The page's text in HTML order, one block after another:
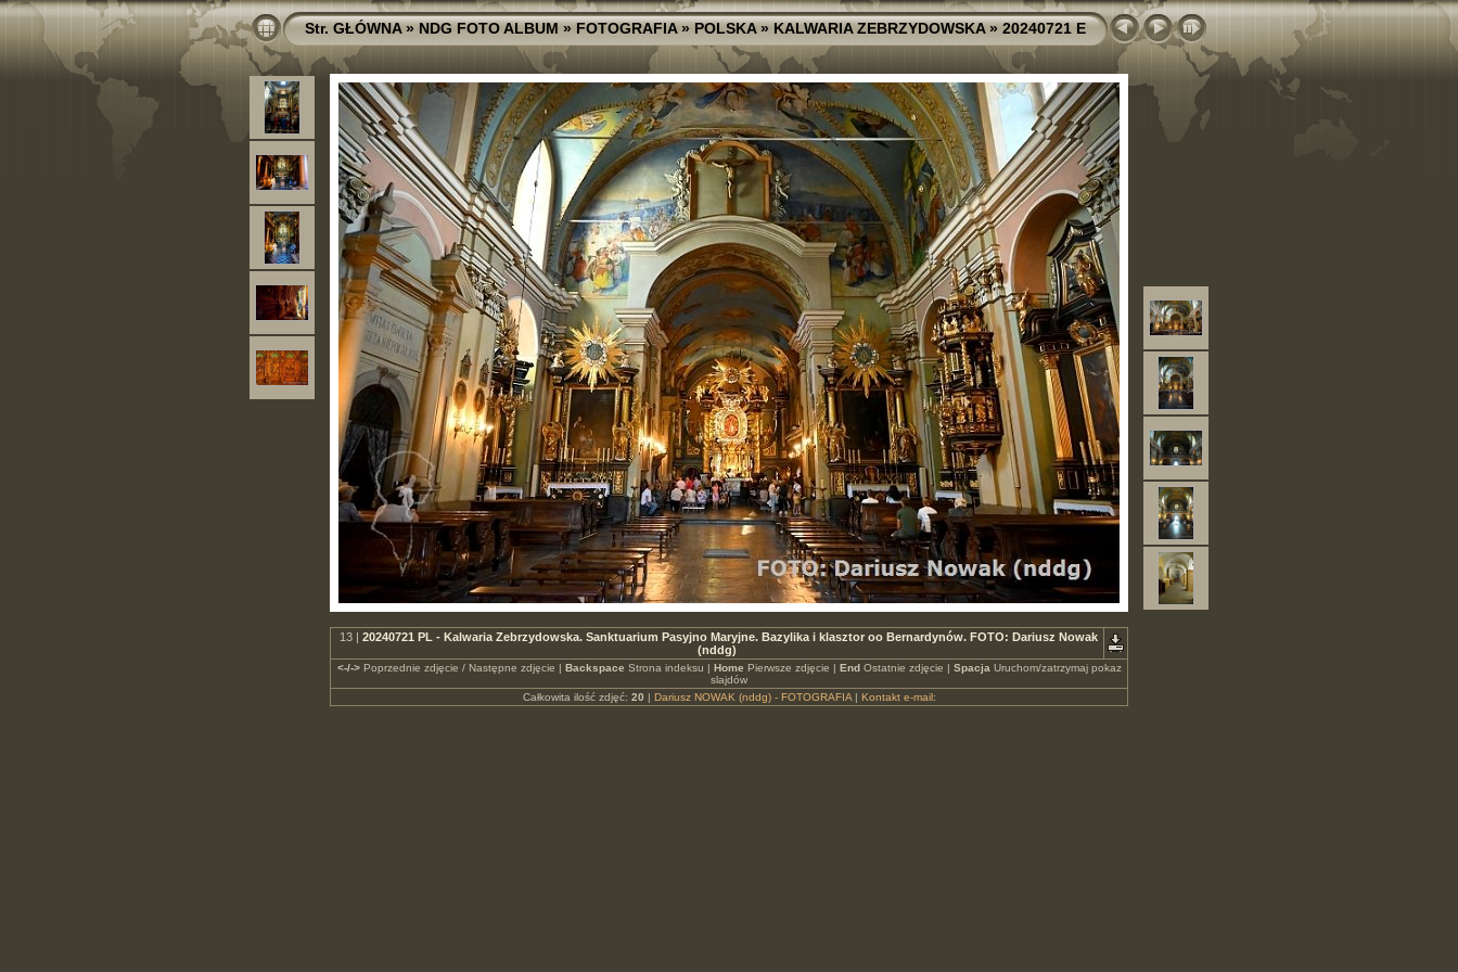
Str. GŁÓWNA»NDG FOTO ALBUM»FOTOGRAFIA»POLSKA»KALWARIA ZEBRZYDOWSKA»20240721 E
13 | 20240721 PL - Kalwaria Zebrzydowska. Sanktuarium Pasyjno Maryjne. Bazylika i klasztor oo Bernardynów. FOTO: Dariusz Nowak
(nddg)
<-/->Poprzednie zdjęcie / Następne zdjęcie | Backspace Strona indeksu | Home Pierwsze zdjęcie | EndOstatnie zdjęcie | Spacja Uruchom/zatrzymaj pokaz
slajdów
Całkowita ilość zdjęć: 20 | Dariusz NOWAK (nddg) - FOTOGRAFIA| Kontakt e-mail: